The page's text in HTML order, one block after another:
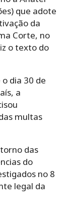
que adote
da
Corte, no
o texto do
dia 30 de
a
multas
das
do
no 8
legal da